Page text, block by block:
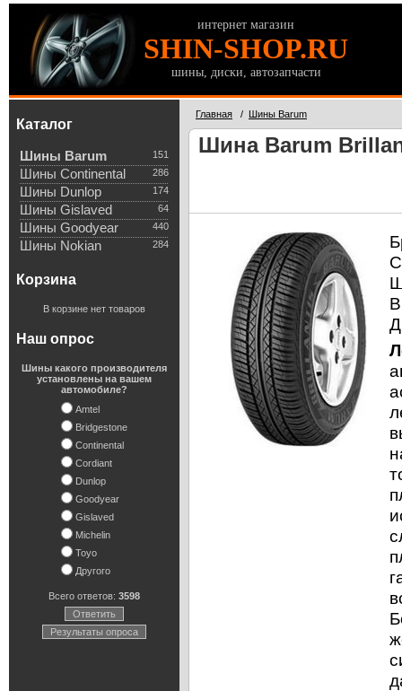
интернет магазин
SHIN-SHOP.RU
шины, диски, автозапчасти
Каталог
151
Шины Barum
286
Шины Continental
174
Шины Dunlop
64
Шины Gislaved
440
Шины Goodyear
284
Шины Nokian
Корзина
В корзине нет товаров
Наш опрос
Шины какого производителя
установлены на вашем
автомобиле?
Amtel
Bridgestone
Continental
Cordiant
Dunlop
Goodyear
Gislaved
Michelin
Toyo
Другого
Всего ответов: 3598
Ответить
Результаты опроса
Главная / Шины Barum
Шина Barum